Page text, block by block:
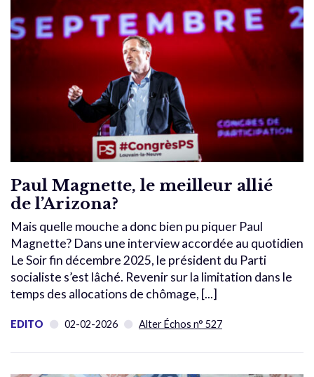
Paul Magnette, le meilleur allié
de l’Arizona?
Mais quelle mouche a donc bien pu piquer Paul
Magnette? Dans une interview accordée au quotidien
Le Soir fin décembre 2025, le président du Parti
socialiste s’est lâché. Revenir sur la limitation dans le
temps des allocations de chômage, [...]
EDITO 02-02-2026 Alter Échos n° 527